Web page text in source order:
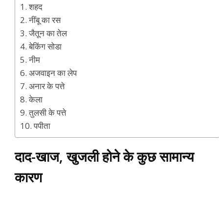
1. शहद
2. नींबू का रस
3. जैतून का तेल
4. बेकिंग सोडा
5. नीम
6. अजवाइन का लेप
7. अनार के पत्ते
8. केला
9. तुलसी के पत्ते
10. पपीता
दाद-खाज, खुजली होने के कुछ सामान्य
कारण